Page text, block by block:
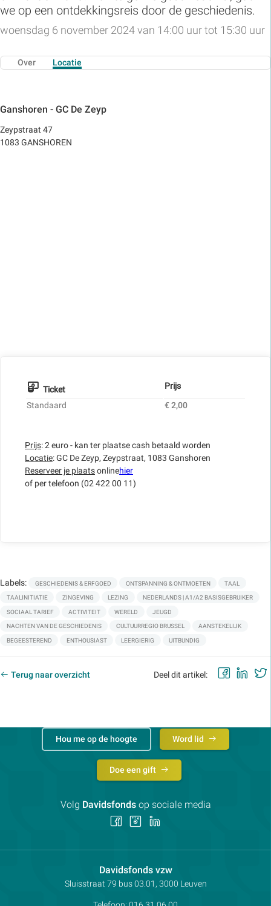
we op een ontdekkingsreis door de geschiedenis.
woensdag 6 november 2024 van 14:00 uur tot 15:30 uur
Over Locatie
Ganshoren - GC De Zeyp
Zeypstraat 47
1083 GANSHOREN
Ticket
Prijs
Standaard
€ 2,00
Prijs: 2 euro - kan ter plaatse cash betaald worden
Locatie: GC De Zeyp, Zeypstraat, 1083 Ganshoren
Reserveer je plaatsonlinehier
of per telefoon (02 422 00 11)
Labels: GESCHIEDENIS & ERFGOED ONTSPANNING & ONTMOETEN TAAL
TAALINITIATIE ZINGEVING LEZING NEDERLANDS | A1/A2 BASISGEBRUIKER
SOCIAAL TARIEF ACTIVITEIT WERELD JEUGD
NACHTEN VAN DE GESCHIEDENIS CULTUURREGIO BRUSSEL AANSTEKELIJK
BEGEESTEREND ENTHOUSIAST LEERGIERIG UITBUNDIG
Terug naar overzicht Deel dit artikel:
Davidsfonds vzwContactpersoon:
Adres:
Sluisstraat 79 bus 03.01, 3000 Leuven
Hou me op de hoogte Word lid
Doe een gift
Volg Davidsfondsop sociale media
Volg
ons
Facebook
Volg
Instagram
LinkedIn